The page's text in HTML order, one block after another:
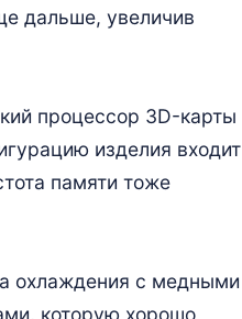
дальше, увеличив
процессор 3D-карты
изделия входит
памяти тоже
охлаждения с медными
которую хорошо